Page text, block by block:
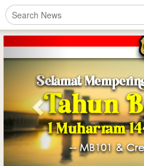
Previous